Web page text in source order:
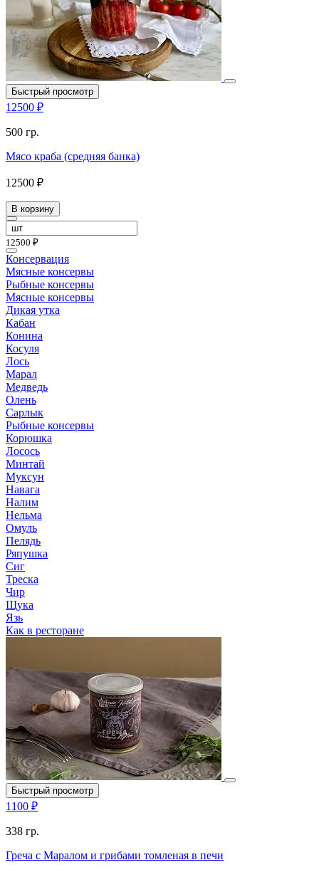
Быстрый просмотр
12500 ₽
500 гр.
Мясо краба (средняя банка)
12500 ₽
В корзину
12500 ₽
Консервация
Мясные консервы
Рыбные консервы
Мясные консервы
Дикая утка
Кабан
Конина
Косуля
Лось
Марал
Медведь
Олень
Сарлык
Рыбные консервы
Корюшка
Лосось
Минтай
Муксун
Навага
Налим
Нельма
Омуль
Пелядь
Ряпушка
Сиг
Треска
Чир
Щука
Язь
Как в ресторане
Быстрый просмотр
1100 ₽
338 гр.
Греча с Маралом и грибами томленая в печи